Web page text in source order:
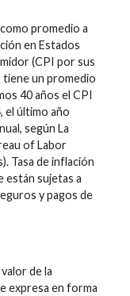
promedio a
en Estados
(CPI por sus
tiene un promedio
40 años el CPI
el último año
según La
of Labor
Tasa de inflación
están sujetas a
y pagos de
de la
expresa en forma